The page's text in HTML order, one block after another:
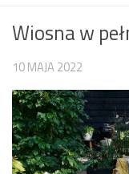
Wiosna w
10 MAJA 2022